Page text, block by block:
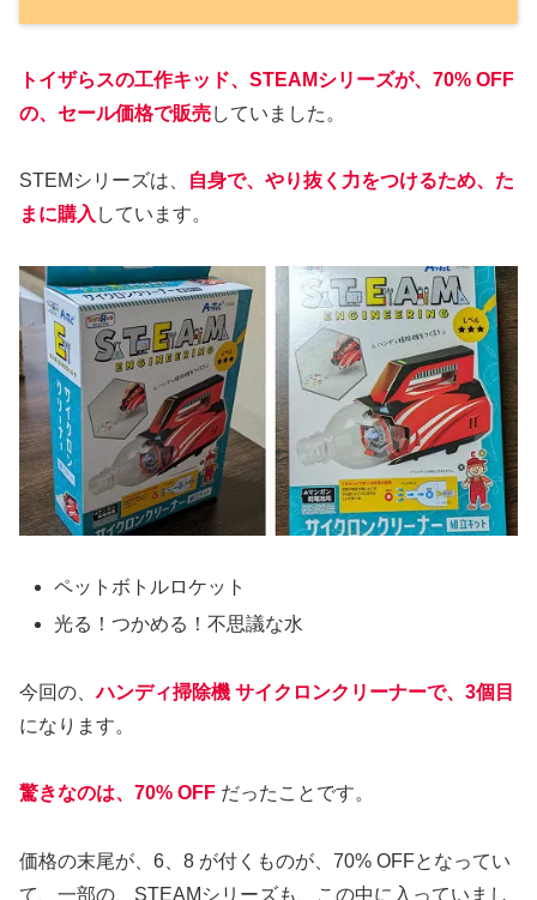
トイザらスの工作キッド、STEAMシリーズが、70% OFF
の、セール価格で販売していました。
STEMシリーズは、
自身で、やり抜く力をつけるため、た
まに購入 しています。
ペットボトルロケット
光る！つかめる！不思議な水
今回の、ハンディ掃除機 サイクロンクリーナーで、3個目
になります。
驚きなのは、70% OFF だったことです。
価格の末尾が、6、8 が付くものが、70% OFFとなってい
て、一部の、STEAMシリーズも、この中に入っていまし